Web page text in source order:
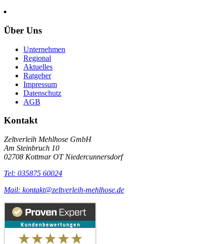
Über Uns
Unternehmen
Regional
Aktuelles
Ratgeber
Impressum
Datenschutz
AGB
Kontakt
Zeltverleih Mehlhose GmbH
Am Steinbruch 10
02708 Kottmar OT Niedercunnersdorf
Tel: 035875 60024
Mail: kontakt@zeltverleih-mehlhose.de